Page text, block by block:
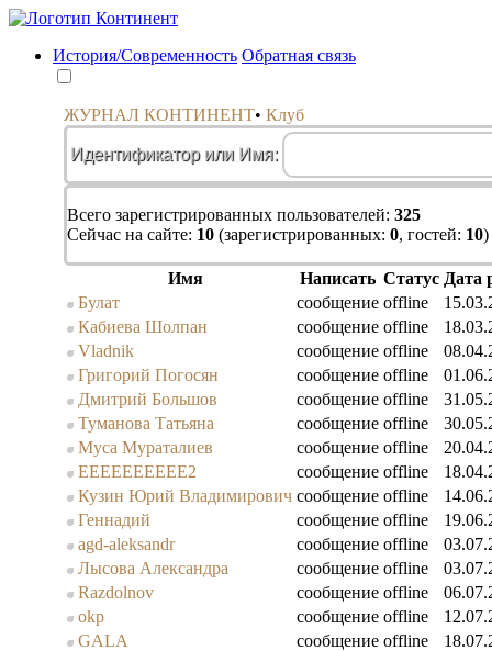
История/Современность Обратная связь
ЖУРНАЛ КОНТИНЕНТ• Клуб
Идентификатор или Имя:
Всего зарегистрированных пользователей: 325
Сейчас на сайте: 10 (зарегистрированных: 0, гостей: 10)
Имя Написать Статус Дата
Булат
сообщение offline
Кабиева Шолпан
сообщение offline
Vladnik
сообщение offline
Григорий Погосян
сообщение offline
Дмитрий Большов
сообщение offline
Туманова Татьяна
сообщение offline
Муса Мураталиев
сообщение offline
EEEEEEEEEE2
сообщение offline
Кузин Юрий Владимирович сообщение offline
Геннадий
сообщение offline
agd-aleksandr
сообщение offline
Лысова Александра
сообщение offline
Razdolnov
сообщение offline
okp
сообщение offline
GALA
сообщение offline